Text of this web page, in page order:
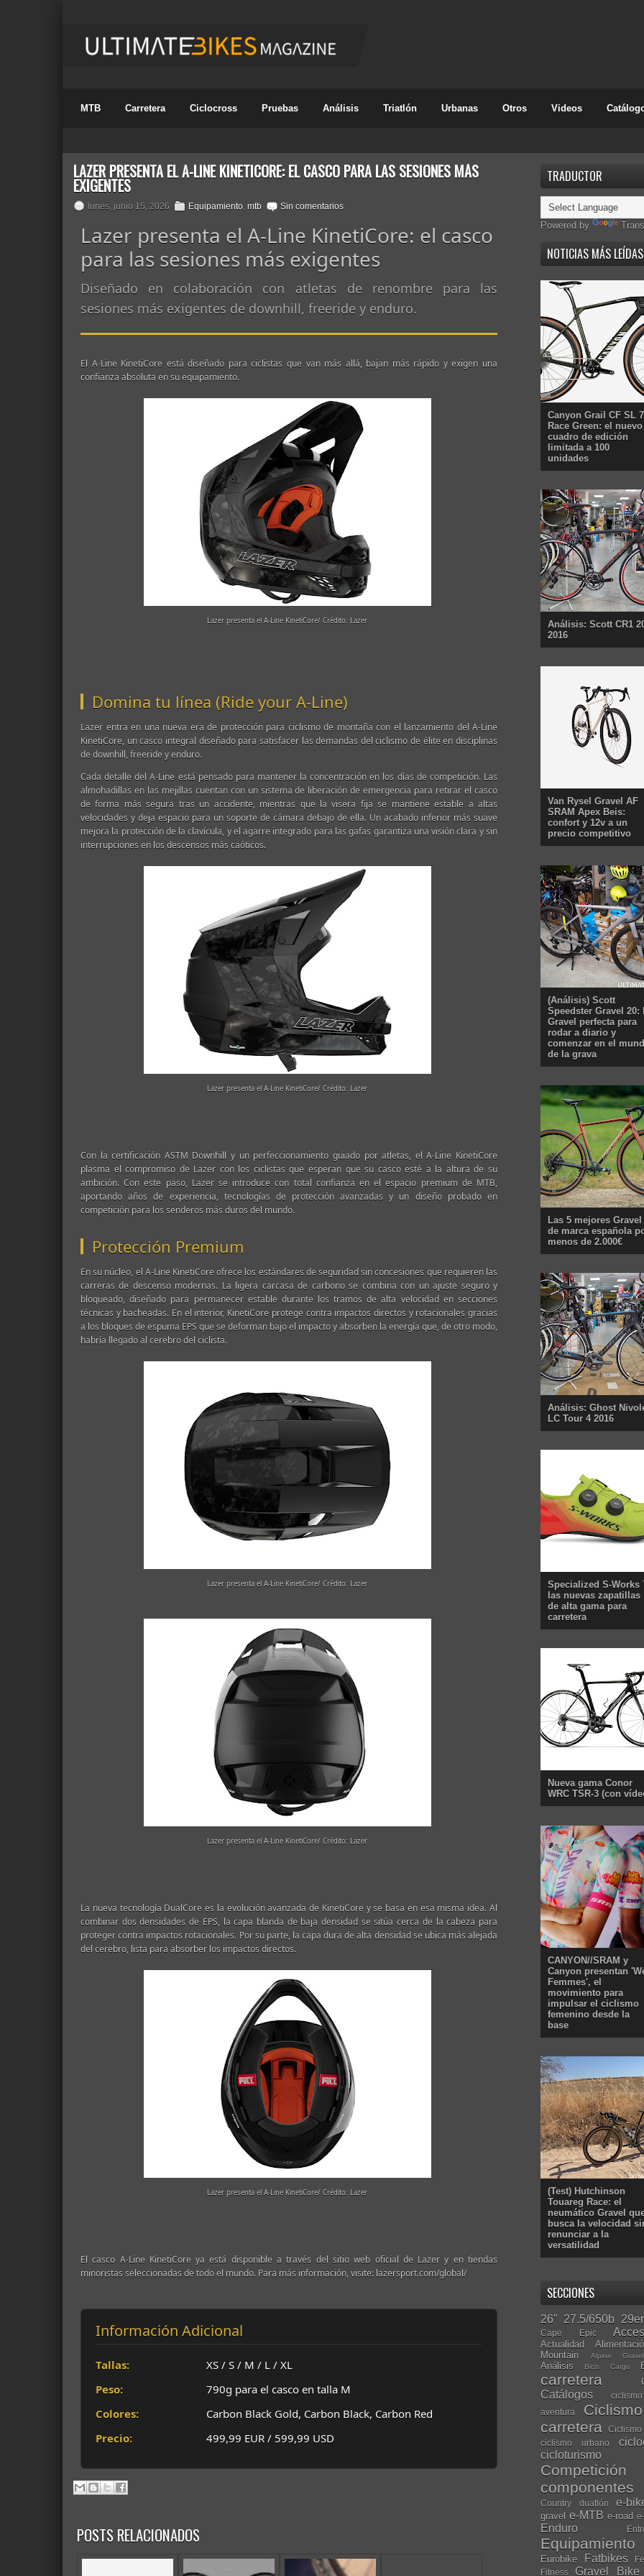
MTB Carretera Ciclocross Pruebas Análisis Triatlón Urbanas Otros Videos
LAZER PRESENTA EL A-LINE KINETICORE: EL CASCO PARA LAS SESIONES MÁS
EXIGENTES
lunes, junio 15, 2026 Equipamiento, mtb Sin comentarios
Lazer presenta el A-Line KinetiCore: el casco
para las sesiones más exigentes
Diseñado en colaboración con atletas de renombre para las
sesiones más exigentes de downhill, freeride y enduro.
El A-Line KinetiCore está diseñado para ciclistas que van más allá, bajan más rápido y exigen una
confianza absoluta en su equipamiento.
Lazer presenta el A-Line KinetiCore/ Crédito: Lazer
Domina tu línea (Ride your A-Line)
Lazer entra en una nueva era de protección para ciclismo de montaña con el lanzamiento del A-Line
KinetiCore, un casco integral diseñado para satisfacer las demandas del ciclismo de élite en disciplinas
de downhill, freeride y enduro.
Cada detalle del A-Line está pensado para mantener la concentración en los días de competición. Las
almohadillas en las mejillas cuentan con un sistema de liberación de emergencia para retirar el casco
de forma más segura tras un accidente, mientras que la visera fija se mantiene estable a altas
velocidades y deja espacio para un soporte de cámara debajo de ella. Un acabado inferior más suave
mejora la protección de la clavícula, y el agarre integrado para las gafas garantiza una visión clara y sin
interrupciones en los descensos más caóticos.
Lazer presenta el A-Line KinetiCore/ Crédito: Lazer
Con la certificación ASTM Downhill y un perfeccionamiento guiado por atletas, el A-Line KinetiCore
plasma el compromiso de Lazer con los ciclistas que esperan que su casco esté a la altura de su
ambición. Con este paso, Lazer se introduce con total confianza en el espacio premium de MTB,
aportando años de experiencia, tecnologías de protección avanzadas y un diseño probado en
competición para los senderos más duros del mundo.
Protección Premium
En su núcleo, el A-Line KinetiCore ofrece los estándares de seguridad sin concesiones que requieren las
carreras de descenso modernas. La ligera carcasa de carbono se combina con un ajuste seguro y
bloqueado, diseñado para permanecer estable durante los tramos de alta velocidad en secciones
técnicas y bacheadas. En el interior, KinetiCore protege contra impactos directos y rotacionales gracias
a los bloques de espuma EPS que se deforman bajo el impacto y absorben la energía que, de otro modo,
habría llegado al cerebro del ciclista.
Lazer presenta el A-Line KinetiCore/ Crédito: Lazer
Lazer presenta el A-Line KinetiCore/ Crédito: Lazer
La nueva tecnología DualCore es la evolución avanzada de KinetiCore y se basa en esa misma idea. Al
combinar dos densidades de EPS, la capa blanda de baja densidad se sitúa cerca de la cabeza para
proteger contra impactos rotacionales. Por su parte, la capa dura de alta densidad se ubica más alejada
del cerebro, lista para absorber los impactos directos.
Lazer presenta el A-Line KinetiCore/ Crédito: Lazer
El casco A-Line KinetiCore ya está disponible a través del sitio web oficial de Lazer y en tiendas
minoristas seleccionadas de todo el mundo. Para más información, visite: lazersport.com/global/
Información Adicional
Tallas:
XS / S / M / L / XL
Peso:
790g para el casco en talla M
Colores:
Carbon Black Gold, Carbon Black, Carbon Red
Precio:
499,99 EUR / 599,99 USD
POSTS RELACIONADOS
TRADUCTOR
Powered by
NOTICIAS MÁS LEÍDAS
Canyon Grail CF SL 7
Race Green: el nuevo
cuadro de edición
limitada a 100
unidades
Análisis: Scott CR1
2016
Van Rysel Gravel AF
SRAM Apex Beis:
confort y 12v a un
precio competitivo
(Análisis) Scott
Speedster Gravel 20:
Gravel perfecta para
rodar a diario y
comenzar en el
de la grava
Las 5 mejores Gravel
de marca española
menos de 2.000€
Análisis: Ghost
LC Tour 4 2016
Specialized S-Works
las nuevas zapatillas
de alta gama para
carretera
Nueva gama Conor
WRC TSR-3 (con
CANYON//SRAM y
Canyon presentan
Femmes', el
movimiento para
impulsar el ciclismo
femenino desde la
base
(Test) Hutchinson
Touareg Race: el
neumático Gravel
busca la velocidad
renunciar a la
versatilidad
SECCIONES
26" 27.5/650b 29er
Cape Epic
Actualidad
Mountain
Alpine
Análisis Bicis Cargo
carretera
Catálogos
aventura
carretera
Ciclismo
ciclismo urbano
cicloturismo
Competición
componentes
Country duatlón e-
gravel e-MTB e-road
Enduro
Equipamiento
Eurobike Fatbikes
Fitness
Gravel Bike